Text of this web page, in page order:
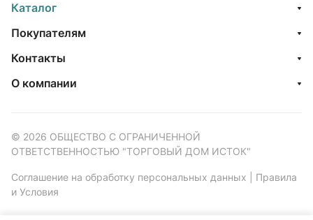
Каталог
Покупателям
Контакты
О компании
© 2026 ОБЩЕСТВО С ОГРАНИЧЕННОЙ
ОТВЕТСТВЕННОСТЬЮ "ТОРГОВЫЙ ДОМ ИСТОК"
Соглашение на обработку персональных данных
Правила
и Условия